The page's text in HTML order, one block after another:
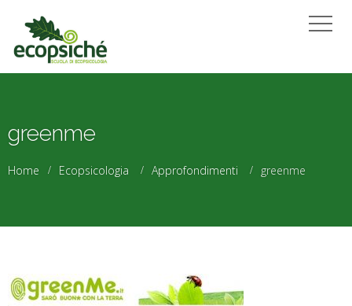
greenme
Home Ecopsicologia Approfondimenti greenme